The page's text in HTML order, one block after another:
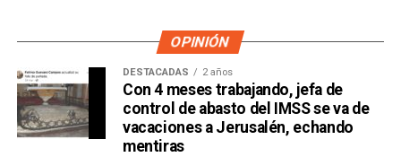
OPINIÓN
DESTACADAS 2 años
Con 4 meses trabajando, jefa de
control de abasto del IMSS se va de
vacaciones a Jerusalén, echando
mentiras